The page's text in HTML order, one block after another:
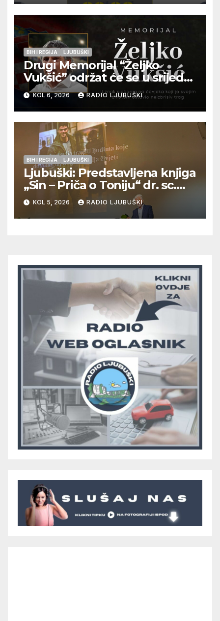
pripadnika HOS-a
BIH I REGIJA LJUBUŠKI
Drugi Memorijal “Željko
Vukšić” održat će se u srijedu
12. kolovoza u Otoku
KOL 6, 2026 RADIO LJUBUŠKI
BIH I REGIJA LJUBUŠKI
Ljubuški: Predstavljena knjiga
„Sin – Priča o Toniju“ dr. sc.
Zdenka Hercega
KOL 5, 2026 RADIO LJUBUŠKI